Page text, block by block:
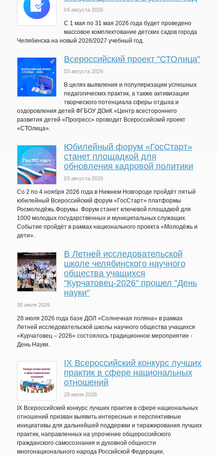
04 августа 2026
C 1 мая по 31 мая 2026 года будет проведено
массовое комплектование детских садов города
Челябинска на новый 2026/2027 учебный год.
Всероссийский проект "СТОлица"
03 августа 2026
В целях выявления и популяризации успешных
педагогических практик, а также активизации
творческого потенциала сферы отдыха и
оздоровления детей ФГБОУ ДОиК «Центр всестороннего
развития детей «Прогресс» проводит Всероссийский проект
«СТОлица».
Юбилейный форум «ГосСтарт»
станет площадкой для
обновления кадровой политики
03 августа 2026
Со 2 по 4 ноября 2026 года в Нижнем Новгороде пройдёт пятый
юбилейный Всероссийский форум «ГосСтарт» платформы
Росмолодёжь.Форумы. Форум станет ключевой площадкой для
1000 молодых государственных и муниципальных служащих.
Событие пройдёт в рамках национального проекта «Молодёжь и
дети».
В Летней исследовательской
школе челябинского научного
общества учащихся
"Курчатовец-2026" прошел "День
науки"
30 июля 2026
28 июля 2026 года базе ДОЛ «Солнечная поляна» в рамках
Летней исследовательской школы научного общества учащихся
«Курчатовец – 2026» состоялось традиционное мероприятие -
День Науки.
IХ Всероссийский конкурс лучших
практик в сфере национальных
отношений
29 июля 2026
IX Всероссийский конкурс лучших практик в сфере национальных
отношений призван выявить интересные и перспективные
инициативы для дальнейшей поддержки и тиражирования лучших
практик, направленных на упрочение общероссийского
гражданского самосознания и духовной общности
многонационального народа Российской Федерации,